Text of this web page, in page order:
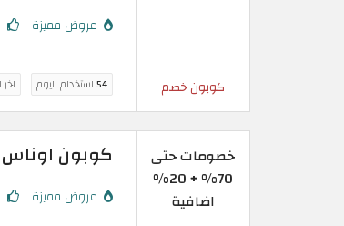
كوبون خصم
عروض مميزة
54استخدام اليوم
خصومات حتى
70% + 20%
اضافية
كوبون اوناس نهاية
عروض مميزة